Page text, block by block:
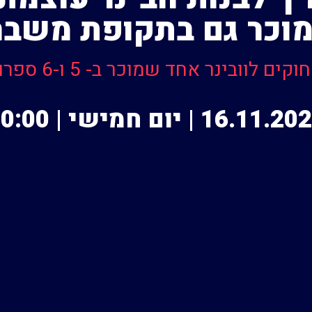
גם בתקופת
| יום חמישי | 10:00